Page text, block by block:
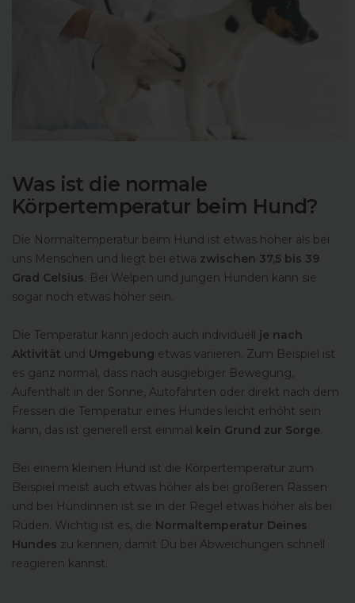
Was ist die normale
Körpertemperatur beim Hund?
Die Normaltemperatur beim Hund ist etwas höher als bei
uns Menschen und liegt bei etwa zwischen 37,5 bis 39
Grad Celsius. Bei Welpen und jungen Hunden kann sie
sogar noch etwas höher sein.
Die Temperatur kann jedoch auch individuell je nach
Aktivität und Umgebung etwas variieren. Zum Beispiel ist
es ganz normal, dass nach ausgiebiger Bewegung,
Aufenthalt in der Sonne, Autofahrten oder direkt nach dem
Fressen die Temperatur eines Hundes leicht erhöht sein
kann, das ist generell erst einmal kein Grund zur Sorge.
Bei einem kleinen Hund ist die Körpertemperatur zum
Beispiel meist auch etwas höher als bei größeren Rassen
und bei Hündinnen ist sie in der Regel etwas höher als bei
Rüden. Wichtig ist es, die Normaltemperatur Deines
Hundes zu kennen, damit Du bei Abweichungen schnell
reagieren kannst.